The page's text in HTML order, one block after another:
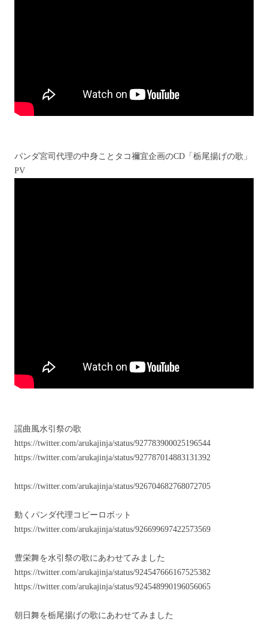
パンダ宮司代理の中身ことタコ禰宜企画のCD「栃尾揚げの歌」
PV
謡曲風水引祭の歌
https://twitter.com/arukajinja/status/927783900025196544
https://twitter.com/arukajinja/status/927787014883131392
https://twitter.com/arukajinja/status/926704682768072705
動くパンダ代理コピーロボット
https://twitter.com/arukajinja/status/926699697422573569
豊栄舞を水引祭の歌にあわせてみました
https://twitter.com/arukajinja/status/924547666167525382
https://twitter.com/arukajinja/status/924548990196056065
朝日舞を栃尾揚げの歌にあわせてみました